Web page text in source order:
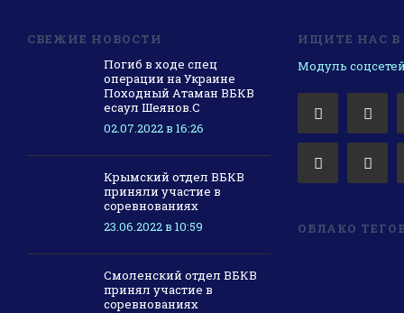
СВЕЖИЕ НОВОСТИ
Погиб в ходе спец
операции на Украине
Походный Атаман ВБКВ
есаул Шеянов.С
02.07.2022 в 16:26
Крымский отдел ВБКВ
приняли участие в
соревнованиях
23.06.2022 в 10:59
Смоленский отдел ВБКВ
принял участие в
соревнованиях
ИЩИТЕ НАС В
Модуль
ОБЛАКО